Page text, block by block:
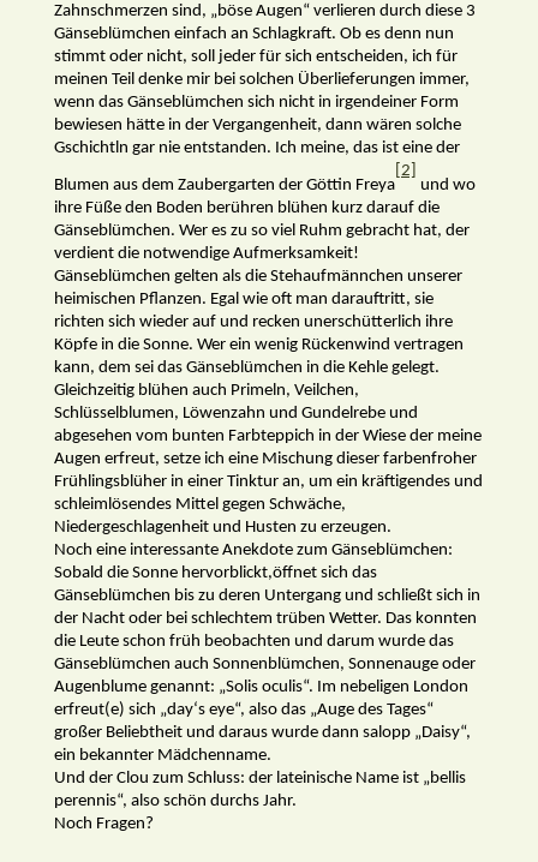
Zahnschmerzen sind, „böse Augen“ verlieren durch diese 3
Gänseblümchen einfach an Schlagkraft. Ob es denn nun
stimmt oder nicht, soll jeder für sich entscheiden, ich für
meinen Teil denke mir bei solchen Überlieferungen immer,
wenn das Gänseblümchen sich nicht in irgendeiner Form
bewiesen hätte in der Vergangenheit, dann wären solche
Gschichtln gar nie entstanden. Ich meine, das ist eine der
Blumen aus dem Zaubergarten der Göttin Freya
[2]
und wo
ihre Füße den Boden berühren blühen kurz darauf die
Gänseblümchen. Wer es zu so viel Ruhm gebracht hat, der
verdient die notwendige Aufmerksamkeit!
Gänseblümchen gelten als die Stehaufmännchen unserer
heimischen Pflanzen. Egal wie oft man darauftritt, sie
richten sich wieder auf und recken unerschütterlich ihre
Köpfe in die Sonne. Wer ein wenig Rückenwind vertragen
kann, dem sei das Gänseblümchen in die Kehle gelegt.
Gleichzeitig blühen auch Primeln, Veilchen,
Schlüsselblumen, Löwenzahn und Gundelrebe und
abgesehen vom bunten Farbteppich in der Wiese der meine
Augen erfreut, setze ich eine Mischung dieser farbenfroher
Frühlingsblüher in einer Tinktur an, um ein kräftigendes und
schleimlösendes Mittel gegen Schwäche,
Niedergeschlagenheit und Husten zu erzeugen.
Noch eine interessante Anekdote zum Gänseblümchen:
Sobald die Sonne hervorblickt,öffnet sich das
Gänseblümchen bis zu deren Untergang und schließt sich in
der Nacht oder bei schlechtem trüben Wetter. Das konnten
die Leute schon früh beobachten und darum wurde das
Gänseblümchen auch Sonnenblümchen, Sonnenauge oder
Augenblume genannt: „Solis oculis“. Im nebeligen London
erfreut(e) sich „day‘s eye“, also das „Auge des Tages“
großer Beliebtheit und daraus wurde dann salopp „Daisy“,
ein bekannter Mädchenname.
Und der Clou zum Schluss: der lateinische Name ist „bellis
perennis“, also schön durchs Jahr.
Noch Fragen?